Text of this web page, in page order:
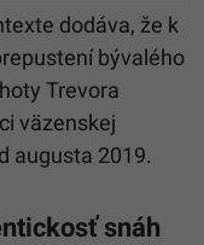
dodáva, že k
bývalého
Trevora
väzenskej
augusta 2019.
snáh